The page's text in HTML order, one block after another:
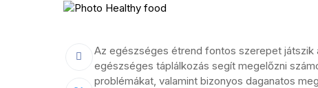
Az egészséges étrend fontos szerepet játszik
egészséges táplálkozás segít megelőzni
problémákat, valamint bizonyos daganatos